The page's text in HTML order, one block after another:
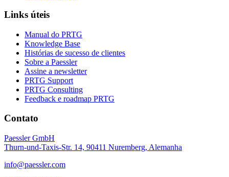
Links úteis
Manual do PRTG
Knowledge Base
Histórias de sucesso de clientes
Sobre a Paessler
Assine a newsletter
PRTG Support
PRTG Consulting
Feedback e roadmap PRTG
Contato
Paessler GmbH
Thurn-und-Taxis-Str. 14, 90411 Nuremberg, Alemanha
info@paessler.com